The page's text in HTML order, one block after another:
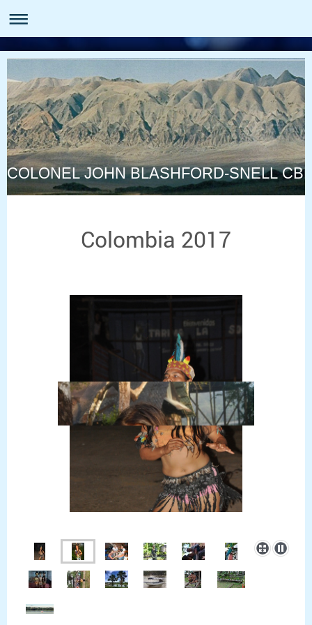
COLONEL JOHN BLASHFORD-SNELL
Colombia 2017